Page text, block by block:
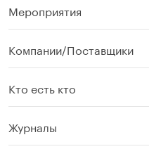
Мероприятия
Компании/Поставщики
Кто есть кто
Журналы